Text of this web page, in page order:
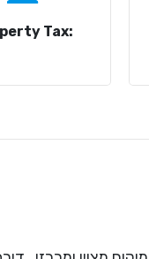
Tax: